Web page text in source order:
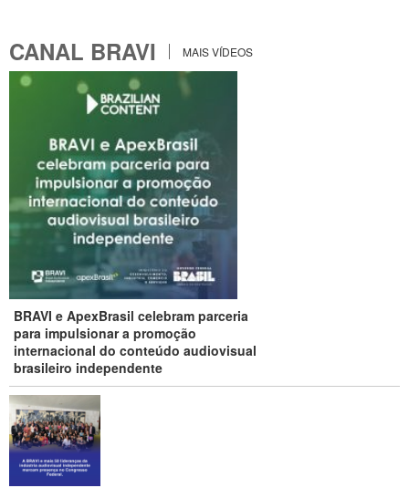
CANAL BRAVI MAIS VÍDEOS
BRAVI e ApexBrasil celebram parceria
para impulsionar a promoção
internacional do conteúdo audiovisual
brasileiro independente